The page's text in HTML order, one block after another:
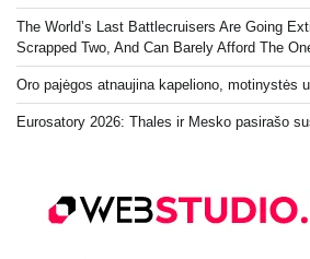
The World’s Last Battlecruisers Are Going
Scrapped Two, And Can Barely Afford The
Oro pajėgos atnaujina kapeliono, motinystės
Eurosatory 2026: Thales ir Mesko pasirašo